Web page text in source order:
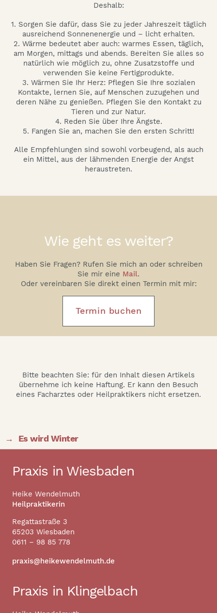
Deshalb:
1. Sorgen Sie dafür, dass Sie zu jeder Jahreszeit täglich
ausreichend Sonnenenergie und – licht erhalten.
2. Wärme bedeutet aber auch: warmes Essen, täglich,
am Morgen, mittags und abends. Bereiten Sie alles so
natürlich wie möglich zu, ohne Zusatzstoffe und
verwenden Sie keine Fertigprodukte.
3. Wärmen Sie Ihr Herz: Pflegen Sie Ihre sozialen
Kontakte, lernen Sie, auf Menschen zuzugehen und
deren Nähe zu genießen. Pflegen Sie den Kontakt zu
Tieren und zur Natur.
4. Reden Sie über Ihre Ängste.
5. Fangen Sie an, machen Sie den ersten Schritt!
Alle Empfehlungen sind sowohl vorbeugend, als auch
ein Mittel, aus der lähmenden Energie der Angst
heraustreten.
Wie geht es weiter?
Haben Sie Fragen? Rufen Sie mich an oder schreiben
Sie mir eine Mail.
Oder vereinbaren Sie direkt einen Termin mit mir:
Termin buchen
Bitte beachten Sie: für den Inhalt diesen Artikels
übernehme ich keine Haftung. Er kann den Besuch
eines Facharztes oder Heilpraktikers nicht ersetzen.
→ Es wird Winter
Praxis in Wiesbaden
Heike Wendelmuth
Heilpraktikerin
Regattastraße 3
65203 Wiesbaden
0611 – 98 85 778
praxis@heikewendelmuth.de
Praxis in Klingelbach